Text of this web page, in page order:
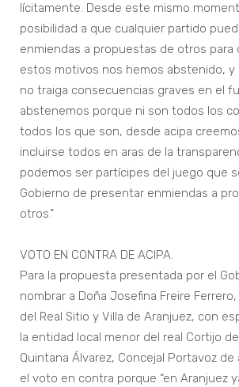
lícitamente. Desde este mismo
posibilidad a que cualquier partido
enmiendas a propuestas de otros para
estos motivos nos hemos abstenido, y
no traiga consecuencias graves en el
abstenemos porque ni son todos los
todos los que son, desde acipa
incluirse todos en aras de la
podemos ser partícipes del juego que
Gobierno de presentar enmiendas a
otros.”
VOTO EN CONTRA DE ACIPA.
Para la propuesta presentada por el
nombrar a Doña Josefina Freire Ferrero,
del Real Sitio y Villa de Aranjuez, con
la entidad local menor del real Cortijo
Quintana Álvarez, Concejal Portavoz
el voto en contra porque “en Aranjuez